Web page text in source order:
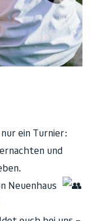
ein Turnier:
und
Neuenhaus